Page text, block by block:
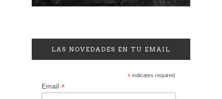
LAS NOVEDADES EN TU EMAIL
*indicates required
Email *